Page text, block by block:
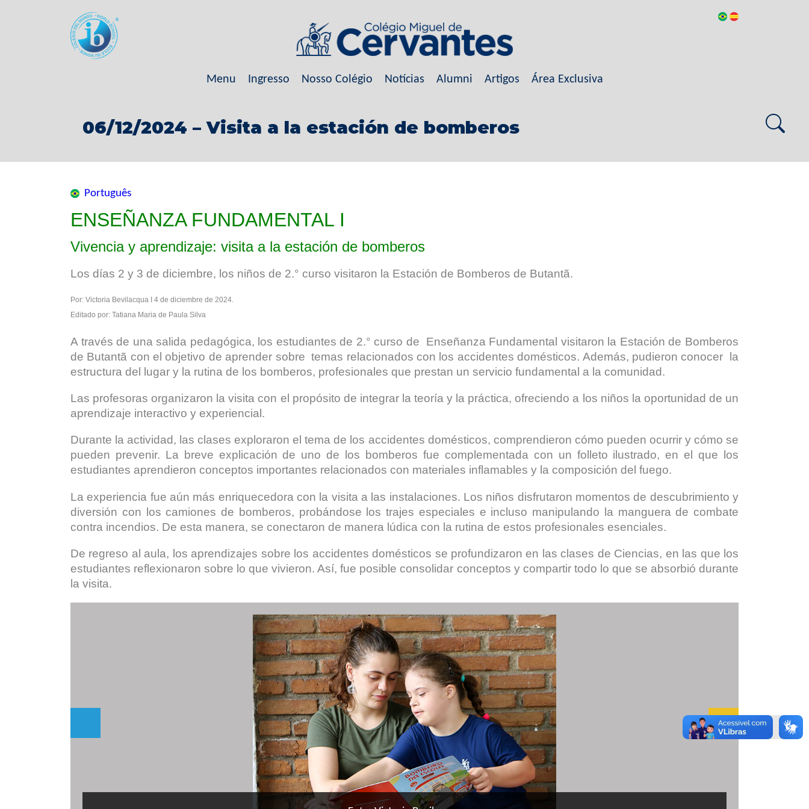
Menu Ingresso Nosso Colégio Notícias Alumni Artigos Área Exclusiva
06/12/2024 – Visita a la estación de bomberos
Português
ENSEÑANZA FUNDAMENTAL I
Vivencia y aprendizaje: visita a la estación de bomberos
Los días 2 y 3 de diciembre, los niños de 2.° curso visitaron la Estación de Bomberos de Butantã.
Por: Victoria Bevilacqua I 4 de diciembre de 2024.
Editado por: Tatiana Maria de Paula Silva
A través de una salida pedagógica, los estudiantes de 2.° curso de Enseñanza Fundamental visitaron la Estación de Bomberos
de Butantã con el objetivo de aprender sobre temas relacionados con los accidentes domésticos. Además, pudieron conocer la
estructura del lugar y la rutina de los bomberos, profesionales que prestan un servicio fundamental a la comunidad.
Las profesoras organizaron la visita con el propósito de integrar la teoría y la práctica, ofreciendo a los niños la oportunidad de un
aprendizaje interactivo y experiencial.
Durante la actividad, las clases exploraron el tema de los accidentes domésticos, comprendieron cómo pueden ocurrir y cómo se
pueden prevenir. La breve explicación de uno de los bomberos fue complementada con un folleto ilustrado, en el que los
estudiantes aprendieron conceptos importantes relacionados con materiales inflamables y la composición del fuego.
La experiencia fue aún más enriquecedora con la visita a las instalaciones. Los niños disfrutaron momentos de descubrimiento y
diversión con los camiones de bomberos, probándose los trajes especiales e incluso manipulando la manguera de combate
contra incendios. De esta manera, se conectaron de manera lúdica con la rutina de estos profesionales esenciales.
De regreso al aula, los aprendizajes sobre los accidentes domésticos se profundizaron en las clases de Ciencias, en las que los
estudiantes reflexionaron sobre lo que vivieron. Así, fue posible consolidar conceptos y compartir todo lo que se absorbió durante
la visita.